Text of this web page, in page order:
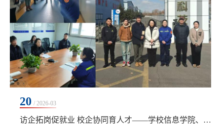
20 / 2026-03
访企拓岗促就业 校企协同育人才——学校信息学院、艺术与体育学院联合赴甘南开展访企拓岗活动